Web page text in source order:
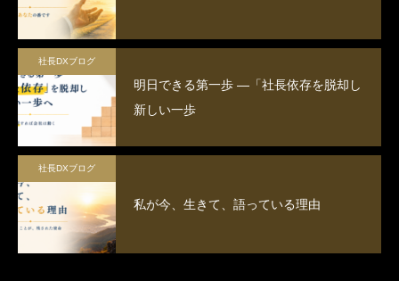
社長DXブログ
明日できる第一歩 ―「社長依存を脱却し
新しい一歩
社長DXブログ
私が今、生きて、語っている理由